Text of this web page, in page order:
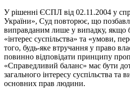
У рішенні ЄСПЛ від 02.11.2004 у
України», Суд повторює, що
виправданим лише у випадку, якщо
«інтерес суспільства» та «умови,
того, будь-яке втручання у право
повинно відповідати принципу
«Справедливий баланс» має бути
загального інтересу суспільства та
основних прав людини.